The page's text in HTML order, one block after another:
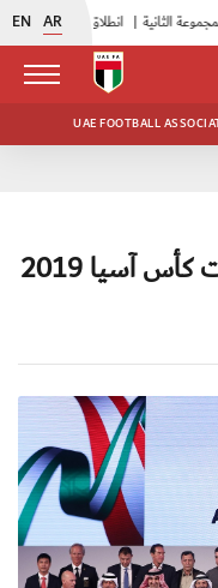
EN AR انطلاق منافسات بطولة النخبة لحرس الرئاسة |
UAE FOOTBALL
آسيا 2019